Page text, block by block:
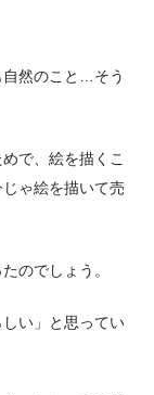
自然のこと…そう
で、絵を描くこ
ゃ絵を描いて売
のでしょう。
い」と思ってい